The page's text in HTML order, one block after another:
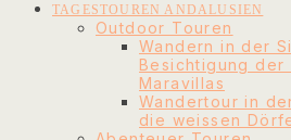
TAGESTOUREN ANDALUSIEN
Outdoor Touren
Wandern in der
Besichtigung der
Maravillas
Wandertour in
die weissen